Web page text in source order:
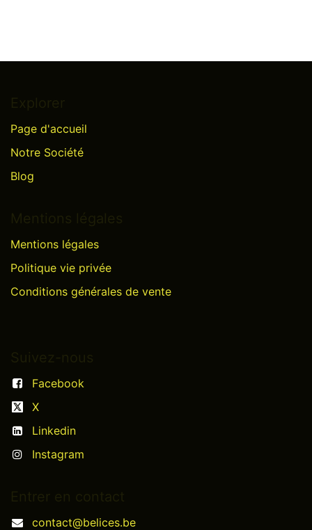
Page d'accueil
Notre Société
Blog
Mentions légales
Politique vie privée
Conditions générales de vente
Facebook
X
Linkedin
Instagram
contact@belices.be